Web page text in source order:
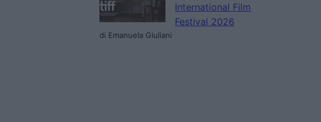
International Film
Festival 2026
di Emanuela Giuliani